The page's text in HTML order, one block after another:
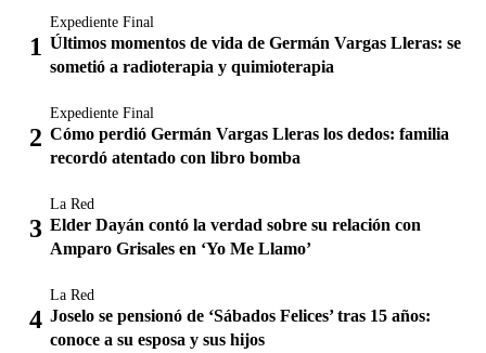
Expediente Final
Últimos momentos de vida de Germán Vargas Lleras: se
sometió a radioterapia y quimioterapia
Expediente Final
Cómo perdió Germán Vargas Lleras los dedos: familia
recordó atentado con libro bomba
La Red
Elder Dayán contó la verdad sobre su relación con
Amparo Grisales en ‘Yo Me Llamo’
La Red
Joselo se pensionó de ‘Sábados Felices’ tras 15 años:
conoce a su esposa y sus hijos